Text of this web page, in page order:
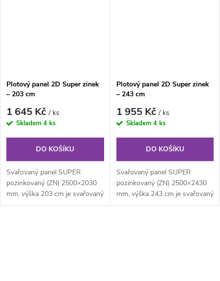
Plotový panel 2D Super zinek
– 203 cm
1 645 Kč/ ks
Skladem 4 ks
DO KOŠÍKU
Svařovaný panel SUPER
pozinkovaný (ZN) 2500×2030
mm, výška 203 cm je svařovaný
pozinkovaný plotový panel o
Plotový panel 2D Super zinek
– 243 cm
1 955 Kč/ ks
Skladem 4 ks
DO KOŠÍKU
Svařovaný panel SUPER
pozinkovaný (ZN) 2500×2430
mm, výška 243 cm je svařovaný
pozinkovaný plotový panel o